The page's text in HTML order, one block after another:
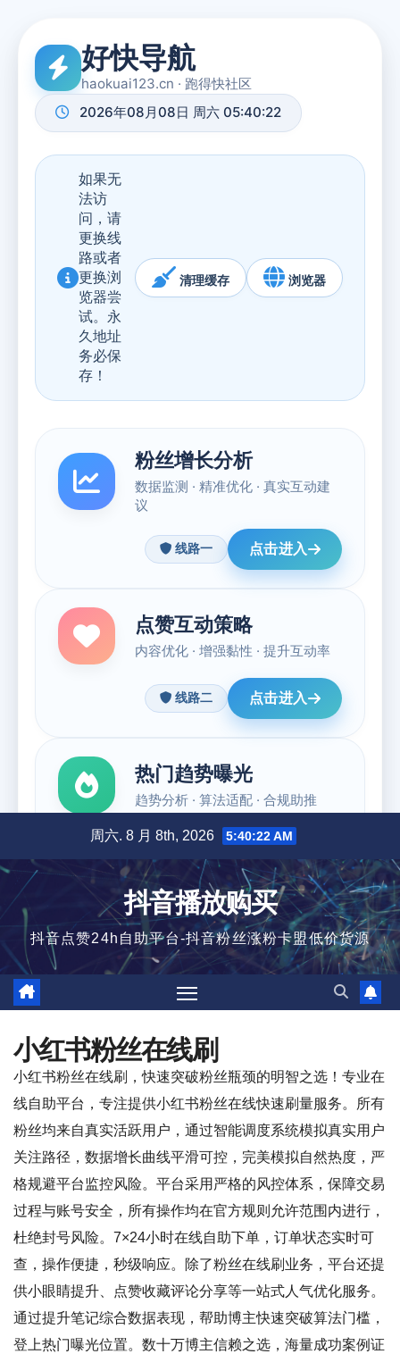
内
容
周六. 8 月 8th, 2026 5:40:23 AM
抖音播放购买
抖音点赞24h自助平台-抖音粉丝涨粉卡盟低价货源
小红书粉丝在线刷
小红书粉丝在线刷，快速突破粉丝瓶颈的明智之选！专业在
线自助平台，专注提供小红书粉丝在线快速刷量服务。所有
粉丝均来自真实活跃用户，通过智能调度系统模拟真实用户
关注路径，数据增长曲线平滑可控，完美模拟自然热度，严
格规避平台监控风险。平台采用严格的风控体系，保障交易
过程与账号安全，所有操作均在官方规则允许范围内进行，
杜绝封号风险。7×24小时在线自助下单，订单状态实时可
查，操作便捷，秒级响应。除了粉丝在线刷业务，平台还提
供小眼睛提升、点赞收藏评论分享等一站式人气优化服务。
通过提升笔记综合数据表现，帮助博主快速突破算法门槛，
登上热门曝光位置。数十万博主信赖之选，海量成功案例证